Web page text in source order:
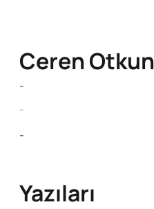
Ceren Otkun
-
-
-
Yazıları